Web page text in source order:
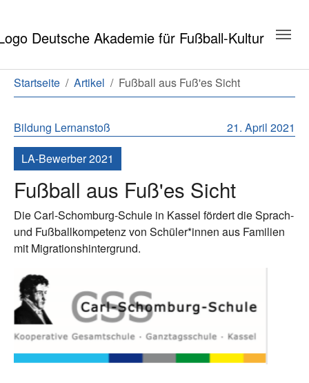
Sie sind hier:
Startseite Artikel Fußball aus Fuß'es Sicht
21. April 2021
Bildung Lernanstoß
LA-Bewerber 2021
Fußball aus Fuß'es Sicht
Die Carl-Schomburg-Schule in Kassel fördert die Sprach-
und Fußballkompetenz von Schüler*innen aus Familien
mit Migrationshintergrund.